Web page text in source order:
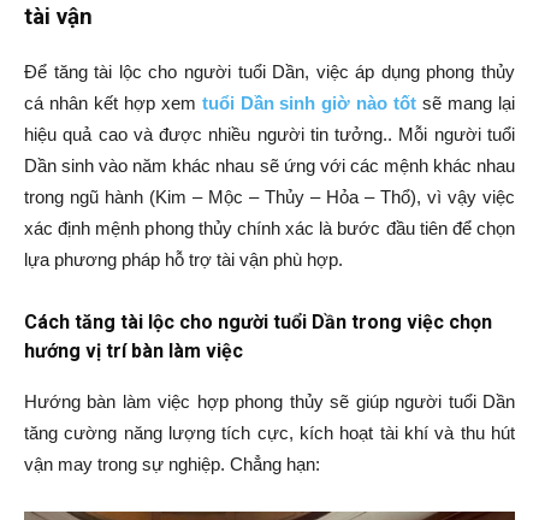
tài vận
Để tăng tài lộc cho người tuổi Dần, việc áp dụng phong thủy
cá nhân kết hợp xem tuổi Dần sinh giờ nào tốt sẽ mang lại
hiệu quả cao và được nhiều người tin tưởng.. Mỗi người tuổi
Dần sinh vào năm khác nhau sẽ ứng với các mệnh khác nhau
trong ngũ hành (Kim – Mộc – Thủy – Hỏa – Thổ), vì vậy việc
xác định mệnh phong thủy chính xác là bước đầu tiên để chọn
lựa phương pháp hỗ trợ tài vận phù hợp.
Cách tăng tài lộc cho người tuổi Dần trong việc chọn
hướng vị trí bàn làm việc
Hướng bàn làm việc hợp phong thủy sẽ giúp người tuổi Dần
tăng cường năng lượng tích cực, kích hoạt tài khí và thu hút
vận may trong sự nghiệp. Chẳng hạn: